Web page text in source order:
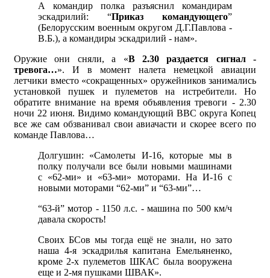
А командир полка разъяснил командирам
эскадрилий: “Приказ командующего”
(Белорусским военным округом Д.Г.Павлова -
В.Б.), а командиры эскадрилий - нам».
Оружие они сняли, а «В 2.30 раздается сигнал -
тревога…». И в момент налета немецкой авиации
летчики вместо «сокращенных» оружейников занимались
установкой пушек и пулеметов на истребители. Но
обратите внимание на время объявления тревоги - 2.30
ночи 22 июня. Видимо командующий ВВС округа Копец
все же сам обзванивал свои авиачасти и скорее всего по
команде Павлова…
Долгушин: «Самолеты И-16, которые мы в
полку получали все были новыми машинами
с «62-ми» и «63-ми» моторами. На И-16 с
новыми моторами “62-ми” и “63-ми”…
“63-й” мотор - 1150 л.с. - машина по 500 км/ч
давала скорость!
Своих БСов мы тогда ещё не знали, но зато
наша 4-я эскадрилья капитана Емельяненко,
кроме 2-х пулеметов ШКАС была вооружена
еще и 2-мя пушками ШВАК».